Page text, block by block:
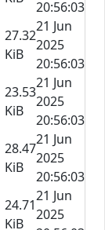
20:56:03
27.32
KiB
21 Jun
2025
20:56:03
23.53
KiB
21 Jun
2025
20:56:03
28.47
KiB
21 Jun
2025
20:56:03
24.71
KiB
21 Jun
2025